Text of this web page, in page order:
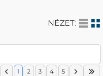
NÉZET:
1 2 3 4 5